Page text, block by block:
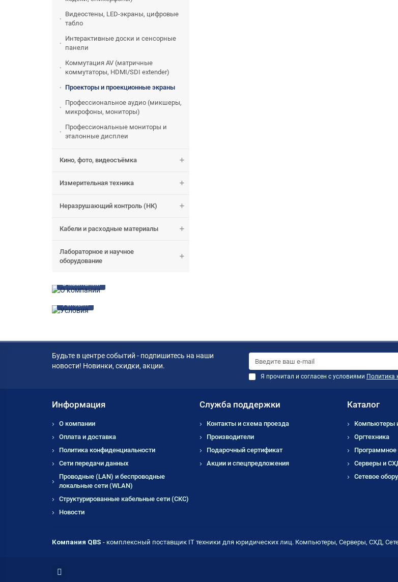
Видеостены, LED-экраны, цифровые
табло
Интерактивные доски и сенсорные
панели
Коммутация AV (матричные
коммутаторы, HDMI/SDI extender)
Проекторы и проекционные экраны
Профессиональное аудио (микшеры,
микрофоны, мониторы)
Профессиональные мониторы и
эталонные дисплеи
Кино, фото, видеосъёмка
Измерительная техника
Неразрушающий контроль (НК)
Кабели и расходные материалы
Лабораторное и научное
оборудование
О компании
Условия
Будьте в центре событий - подпишитесь на наши
новости! Новинки, скидки, акции.
Я прочитал и согласен с условиями Политика
Информация
О компании
Оплата и доставка
Политика конфиденциальности
Сети передачи данных
Проводные (LAN) и беспроводные
локальные сети (WLAN)
Структурированные кабельные сети (СКС)
Новости
Служба поддержки
Контакты и схема проезда
Производители
Подарочный сертификат
Акции и спецпредложения
Каталог
Компьютеры
Оргтехника
Программное
Серверы и
Сетевое
Компания QBS - комплексный поставщик IT техники для юридических лиц. Компьютеры, Серверы, СХД,